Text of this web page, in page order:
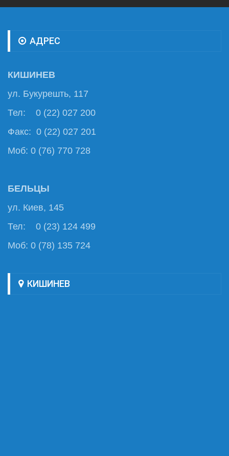
АДРЕС
КИШИНЕВ
ул. Букурешть, 117
Тел: 0 (22) 027 200
Факс: 0 (22) 027 201
Моб: 0 (76) 770 728
БЕЛЬЦЫ
ул. Киев, 145
Тел: 0 (23) 124 499
Моб: 0 (78) 135 724
КИШИНЕВ